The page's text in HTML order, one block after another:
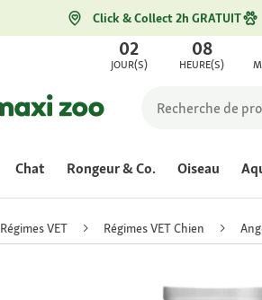
Click & Collect 2h GRATUIT
02
JOUR(S)
08
HEURE(S)
Chat Rongeur & Co. Oiseau
Régimes VET Régimes VET Chien